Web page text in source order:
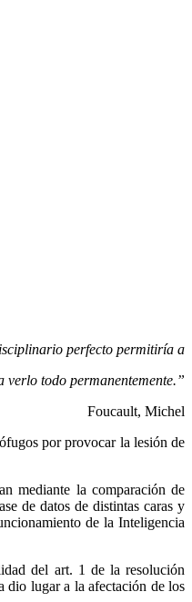
perfecto permitiría a
verlo todo permanentemente.”
Foucault, Michel
por provocar la lesión de
mediante la comparación de
de datos de distintas caras y
de la Inteligencia
del art. 1 de la resolución
dio lugar a la afectación de los